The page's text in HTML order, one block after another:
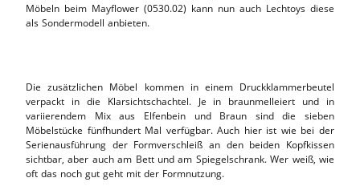
Möbeln beim Mayflower (0530.02) kann nun auch Lechtoys diese
als Sondermodell anbieten.
Die zusätzlichen Möbel kommen in einem Druckklammerbeutel
verpackt in die Klarsichtschachtel. Je in braunmelleiert und in
variierendem Mix aus Elfenbein und Braun sind die sieben
Möbelstücke fünfhundert Mal verfügbar. Auch hier ist wie bei der
Serienausführung der Formverschleiß an den beiden Kopfkissen
sichtbar, aber auch am Bett und am Spiegelschrank. Wer weiß, wie
oft das noch gut geht mit der Formnutzung.